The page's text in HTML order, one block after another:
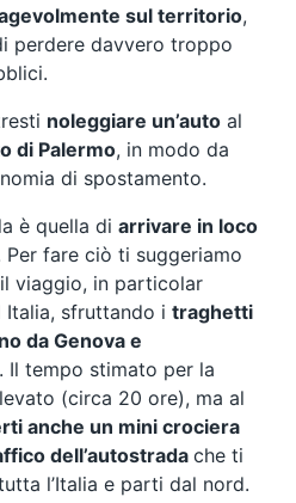
sul territorio,
perdere davvero troppo
noleggiare un’auto al
di Palermo, in modo da
di spostamento.
è quella di arrivare in loco
Per fare ciò ti suggeriamo
viaggio, in particolar
sfruttando i traghetti
da Genova e
. Il tempo stimato per la
(circa 20 ore), ma al
anche un mini crociera
dell’autostrada che ti
l’Italia e parti dal nord.